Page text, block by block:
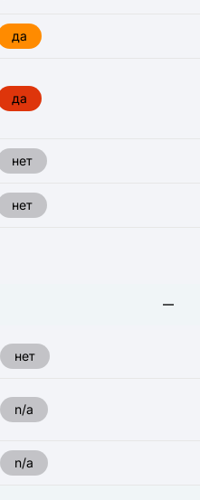
да
да
нет
нет
нет
n/a
n/a